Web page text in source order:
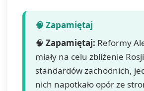
🧠 Zapamiętaj: Reformy
miały na celu zbliżenie
standardów zachodnich,
nich napotkało opór ze